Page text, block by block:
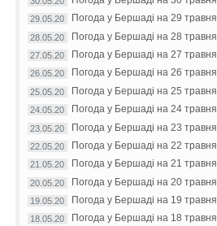
29.05.20 Погода у Бершаді на 29 травня
28.05.20 Погода у Бершаді на 28 травня
27.05.20 Погода у Бершаді на 27 травня
26.05.20 Погода у Бершаді на 26 травня
25.05.20 Погода у Бершаді на 25 травня
24.05.20 Погода у Бершаді на 24 травня
23.05.20 Погода у Бершаді на 23 травня
22.05.20 Погода у Бершаді на 22 травня
21.05.20 Погода у Бершаді на 21 травня
20.05.20 Погода у Бершаді на 20 травня
19.05.20 Погода у Бершаді на 19 травня
18.05.20 Погода у Бершаді на 18 травня